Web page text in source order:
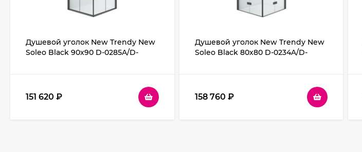
Душевой уголок New Trendy New
Soleo Black 90х90 D-0285A/D-
151 620 ₽
Душевой уголок New Trendy New
Soleo Black 80х80 D-0234A/D-
158 760 ₽